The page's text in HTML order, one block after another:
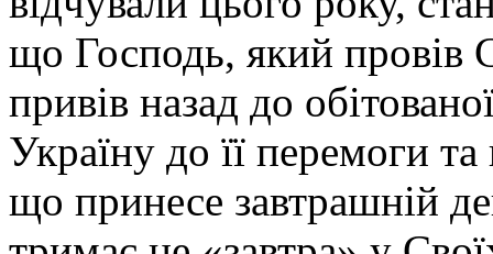
що Господь, який провів
привів назад до
Україну до її перемоги
що принесе завтрашній